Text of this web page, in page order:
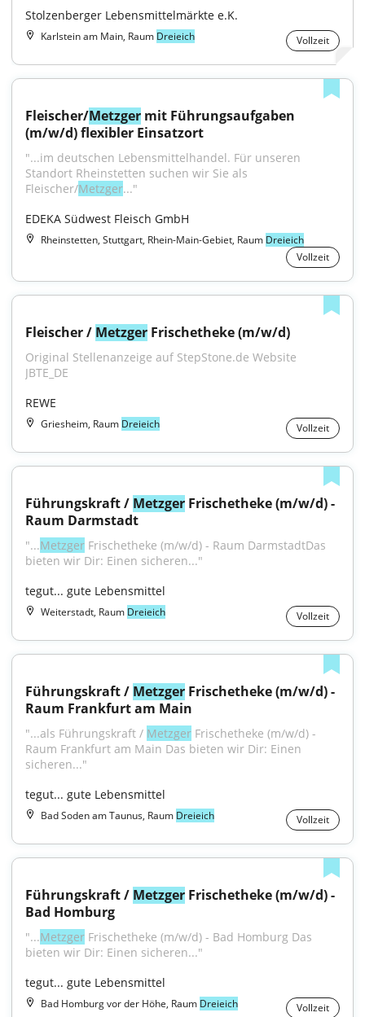
Stolzenberger Lebensmittelmärkte e.K.
Karlstein am Main, Raum Dreieich Vollzeit
Fleischer/Metzger mit Führungsaufgaben
(m/w/d) flexibler Einsatzort
"...im deutschen Lebensmittelhandel. Für unseren
Standort Rheinstetten suchen wir Sie als
Fleischer/Metzger..."
EDEKA Südwest Fleisch GmbH
Rheinstetten, Stuttgart, Rhein-Main-Gebiet, Raum Dreieich
Vollzeit
Fleischer / Metzger Frischetheke (m/w/d)
Original Stellenanzeige auf StepStone.de Website
JBTE_DE
REWE
Griesheim, Raum Dreieich Vollzeit
Führungskraft / Metzger Frischetheke (m/w/d) -
Raum Darmstadt
"...Metzger Frischetheke (m/w/d) - Raum DarmstadtDas
bieten wir Dir: Einen sicheren..."
tegut... gute Lebensmittel
Weiterstadt, Raum Dreieich Vollzeit
Führungskraft / Metzger Frischetheke (m/w/d) -
Raum Frankfurt am Main
"...als Führungskraft / Metzger Frischetheke (m/w/d) -
Raum Frankfurt am Main Das bieten wir Dir: Einen
sicheren..."
tegut... gute Lebensmittel
Bad Soden am Taunus, Raum Dreieich Vollzeit
Führungskraft / Metzger Frischetheke (m/w/d) -
Bad Homburg
"...Metzger Frischetheke (m/w/d) - Bad Homburg Das
bieten wir Dir: Einen sicheren..."
tegut... gute Lebensmittel
Bad Homburg vor der Höhe, Raum Dreieich Vollzeit